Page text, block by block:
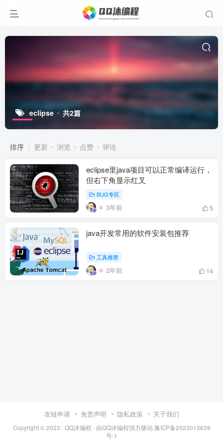
eclipse 共2篇
排序 更新 浏览 点赞 评论
eclipse里java项目可以正常编译运行，
但右下角显示红叉
BUG专区
3年前 5
java开发常用的软件安装包推荐
工具推荐
2年前 14
友链申请 免责声明 隐私政策 关于我们
Copyright © 2023 · QQ沐编程 · 由QQ沐编程强力驱动. 豫ICP备2023013639
号-1